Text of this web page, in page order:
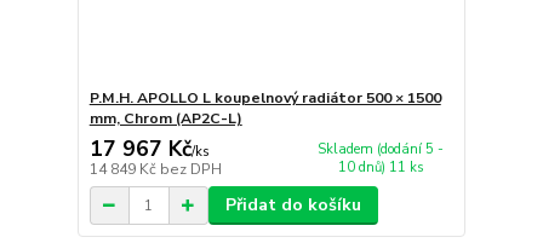
P.M.H. APOLLO L koupelnový radiátor 500 × 1500
mm, Chrom (AP2C-L)
17 967 Kč/ks
14 849 Kč bez DPH
Skladem (dodání 5 -
10 dnů) 11 ks
Přidat do košíku